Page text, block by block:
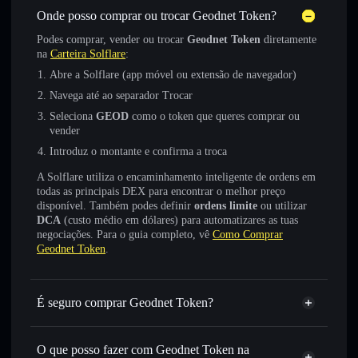
Onde posso comprar ou trocar Geodnet Token?
Podes comprar, vender ou trocar Geodnet Token diretamente
na Carteira Solflare:
Abre a Solflare (app móvel ou extensão de navegador)
Navega até ao separador Trocar
Seleciona GEOD como o token que queres comprar ou
vender
Introduz o montante e confirma a troca
A Solflare utiliza o encaminhamento inteligente de ordens em
todas as principais DEX para encontrar o melhor preço
disponível. Também podes definir ordens limite ou utilizar
DCA (custo médio em dólares) para automatizares as tuas
negociações. Para o guia completo, vê Como Comprar
Geodnet Token.
É seguro comprar Geodnet Token?
Geodnet Token token verificado
O que posso fazer com Geodnet Token na